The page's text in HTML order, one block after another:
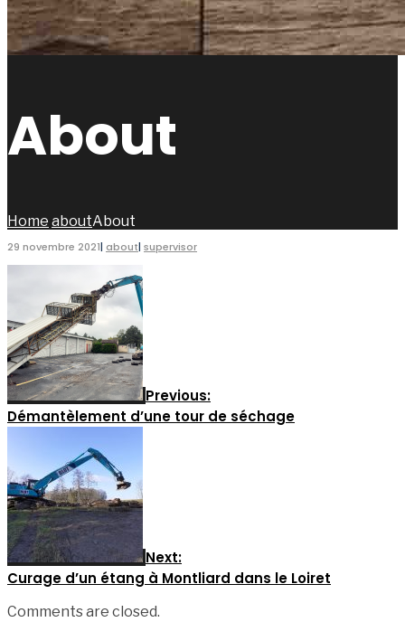
About
Home aboutAbout
29 novembre 2021| about| supervisor
Previous:
Démantèlement d’une tour de séchage
Next:
Curage d’un étang à Montliard dans le Loiret
Comments are closed.